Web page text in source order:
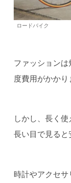
ロードバイク
ファッション
度費用がかかり
しかし、長く使
長い目で見ると
時計やアクセ